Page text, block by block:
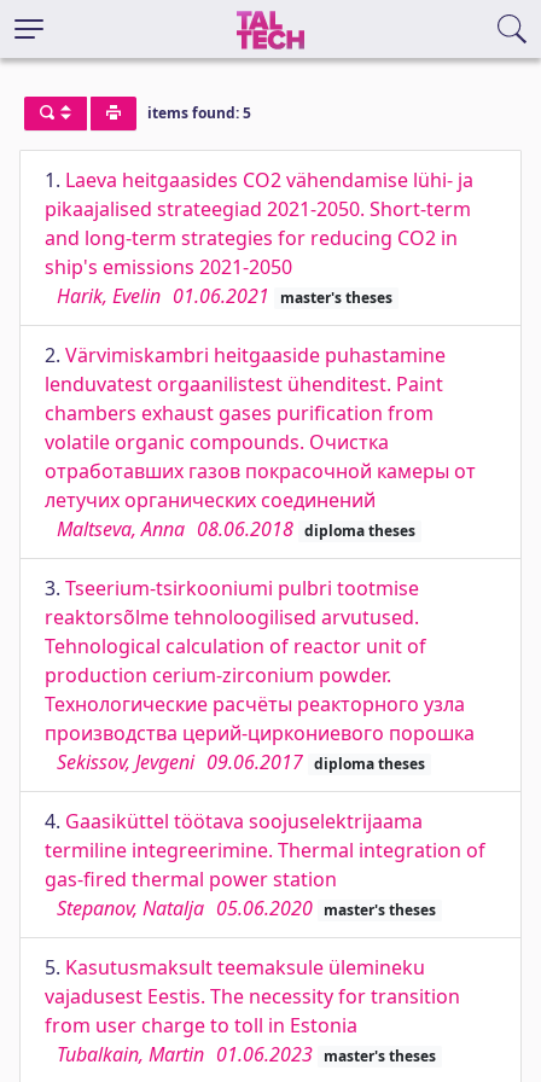
items found: 5
1. Laeva heitgaasides CO2 vähendamise lühi- ja
pikaajalised strateegiad 2021-2050. Short-term
and long-term strategies for reducing CO2 in
ship's emissions 2021-2050
Harik, Evelin 01.06.2021 master's theses
2. Värvimiskambri heitgaaside puhastamine
lenduvatest orgaanilistest ühenditest. Paint
chambers exhaust gases purification from
volatile organic compounds. Очистка
отработавших газов покрасочной камеры от
летучих органических соединений
Maltseva, Anna 08.06.2018 diploma theses
3. Tseerium-tsirkooniumi pulbri tootmise
reaktorsõlme tehnoloogilised arvutused.
Tehnological calculation of reactor unit of
production cerium-zirconium powder.
Технологические расчёты реакторного узла
производства церий-циркониевого порошка
Sekissov, Jevgeni 09.06.2017 diploma theses
4. Gaasiküttel töötava soojuselektrijaama
termiline integreerimine. Thermal integration of
gas-fired thermal power station
Stepanov, Natalja 05.06.2020 master's theses
5. Kasutusmaksult teemaksule ülemineku
vajadusest Eestis. The necessity for transition
from user charge to toll in Estonia
Tubalkain, Martin 01.06.2023 master's theses